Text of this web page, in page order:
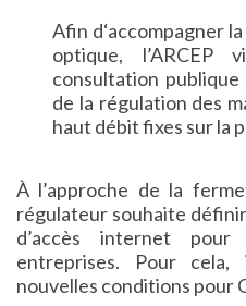
Afin d‘accompagner
optique,
consultation publique
de la régulation des
haut débit fixes sur la
À l’approche de la
régulateur souhaite
d’accès internet
entreprises. Pour
nouvelles conditions pour